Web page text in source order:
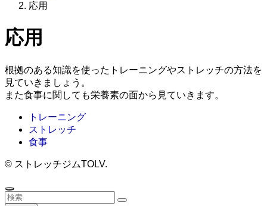
応用
応用
根拠のある知識を使ったトレーニングやストレッチの方法を
見ていきましょう。
また食事に関しても栄養素の面から見ていきます。
トレーニング
ストレッチ
食事
© ストレッチジムTOLV.